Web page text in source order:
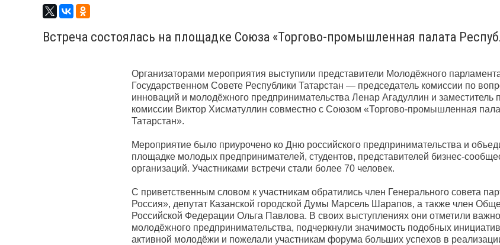
Встреча состоялась на площадке Союза «Торгово-промышленная палата
Организаторами мероприятия выступили представители Молодёжного
Государственном Совете Республики Татарстан — председатель комиссии по
инноваций и молодёжного предпринимательства Ленар Агадуллин и заместитель
комиссии Виктор Хисматуллин совместно с Союзом «Торгово-промышленная
Татарстан».
Мероприятие было приурочено ко Дню российского предпринимательства и
площадке молодых предпринимателей, студентов, представителей бизнес-
организаций. Участниками встречи стали более 70 человек.
С приветственным словом к участникам обратились член Генерального совета
Россия», депутат Казанской городской Думы Марсель Шарапов, а также член
Российской Федерации Ольга Павлова. В своих выступлениях они отметили
молодёжного предпринимательства, подчеркнули значимость подобных
активной молодёжи и пожелали участникам форума больших успехов в